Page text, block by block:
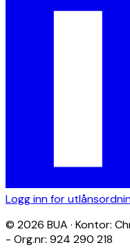
Logg inn for
© 2026 BUA · Kontor:
- Org.nr: 924 290 218